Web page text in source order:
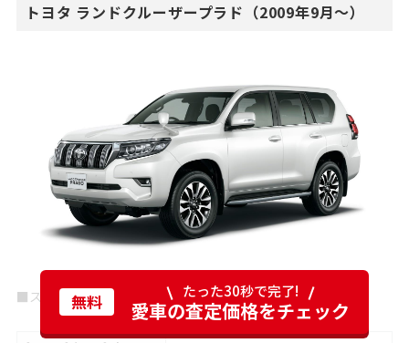
トヨタ ランドクルーザープラド（2009年9月～）
■スペック（TZ-G）
無料 たった30秒で完了!
愛車の査定価格をチェック